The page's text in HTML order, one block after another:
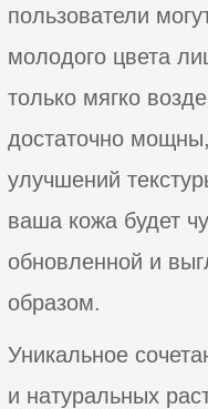
пользователи
молодого цвета
только мягко
достаточно
улучшений
ваша кожа будет
обновленной и
образом.
Уникальное
и натуральных